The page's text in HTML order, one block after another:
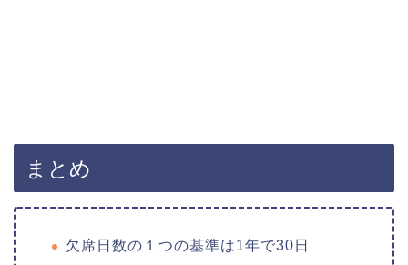
まとめ
欠席日数の１つの基準は1年で30日